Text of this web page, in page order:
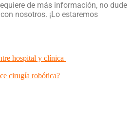
de más información, no dude
nosotros. ¡Lo estaremos
hospital y clínica
cirugía robótica?